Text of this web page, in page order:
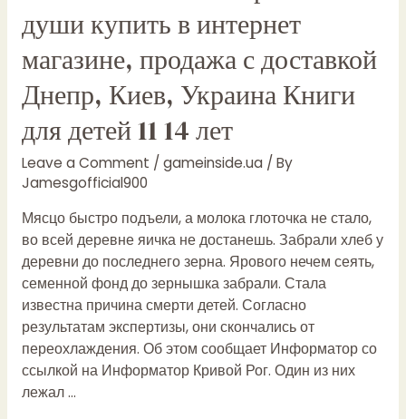
души купить в интернет
магазине, продажа с доставкой
Днепр, Киев, Украина Книги
для детей 11 14 лет
Leave a Comment / gameinside.ua/ By
Jamesgofficial900
Мясцо быстро подъели, а молока глоточка не стало,
во всей деревне яичка не достанешь. Забрали хлеб у
деревни до последнего зерна. Ярового нечем сеять,
семенной фонд до зернышка забрали. Стала
известна причина смерти детей. Согласно
результатам экспертизы, они скончались от
переохлаждения. Об этом сообщает Информатор со
ссылкой на Информатор Кривой Рог. Один из них
лежал …